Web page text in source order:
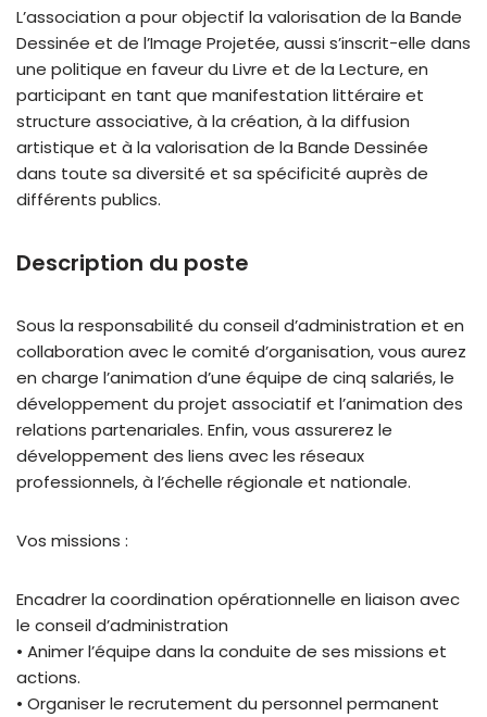
L’association a pour objectif la valorisation de la Bande
Dessinée et de l’Image Projetée, aussi s’inscrit-elle dans
une politique en faveur du Livre et de la Lecture, en
participant en tant que manifestation littéraire et
structure associative, à la création, à la diffusion
artistique et à la valorisation de la Bande Dessinée
dans toute sa diversité et sa spécificité auprès de
différents publics.
Description du poste
Sous la responsabilité du conseil d’administration et en
collaboration avec le comité d’organisation, vous aurez
en charge l’animation d’une équipe de cinq salariés, le
développement du projet associatif et l’animation des
relations partenariales. Enfin, vous assurerez le
développement des liens avec les réseaux
professionnels, à l’échelle régionale et nationale.
Vos missions :
Encadrer la coordination opérationnelle en liaison avec
le conseil d’administration
• Animer l’équipe dans la conduite de ses missions et
actions.
• Organiser le recrutement du personnel permanent